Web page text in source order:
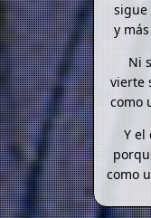
sigue
y
Ni
vierte
como
Y el
como